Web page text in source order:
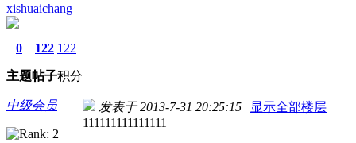
xishuaichang
0
主题
122
帖子
122
积分
中级会员 发表于 2013-7-31 20:25:15 | 显示全部楼层
111111111111111